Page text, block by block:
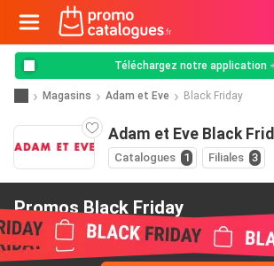
Téléchargez notre application
Magasins Adam et Eve Black Friday
Adam et Eve Black
Catalogues 1 Filiales 3
Promos Black Friday
de Adam et Eve